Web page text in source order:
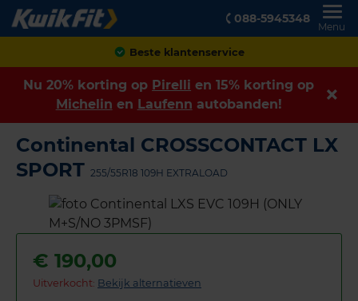
088-5945348
Menu
Achteraf betalen
Nu 20% korting op Pirelli en 15% korting op
Michelin en Laufenn autobanden!
Continental CROSSCONTACT LX
SPORT 255/55R18 109H EXTRALOAD
€ 190,00
Uitverkocht: Bekijk alternatieven